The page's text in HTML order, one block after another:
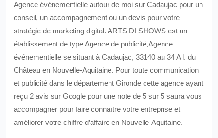
Agence événementielle autour de moi sur Cadaujac pour un
conseil, un accompagnement ou un devis pour votre
stratégie de marketing digital. ARTS DI SHOWS est un
établissement de type Agence de publicité,Agence
événementielle se situant à Cadaujac, 33140 au 34 All. du
Château en Nouvelle-Aquitaine. Pour toute communication
et publicité dans le département Gironde cette agence ayant
reçu 2 avis sur Google pour une note de 5 sur 5 saura vous
accompagner pour faire connaître votre entreprise et
améliorer votre chiffre d’affaire en Nouvelle-Aquitaine.